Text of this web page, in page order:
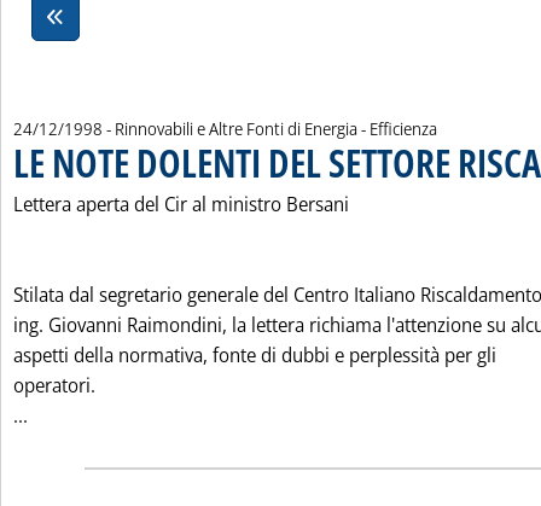
24/12/1998 - Rinnovabili e Altre Fonti di Energia - Efficienza
LE NOTE DOLENTI DEL SETTORE
Lettera aperta del Cir al ministro Bersani
Stilata dal segretario generale del Centro Italiano
ing. Giovanni Raimondini, la lettera richiama l'attenzione su
aspetti della normativa, fonte di dubbi e perplessità per gli
operatori.
...